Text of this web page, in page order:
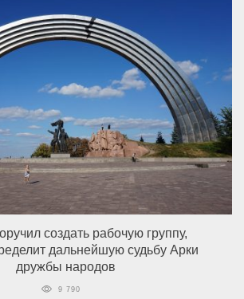
создать рабочую группу,
дальнейшую судьбу Арки
дружбы народов
9 790